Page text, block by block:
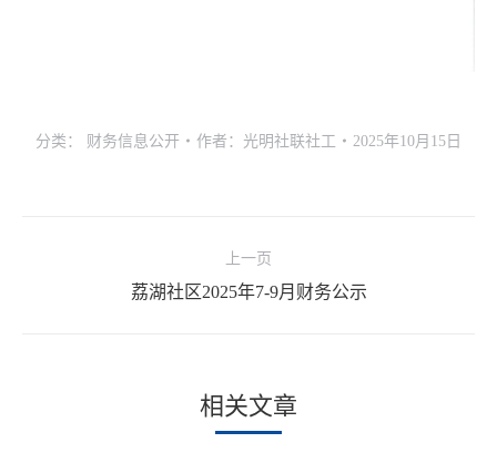
分类： 财务信息公开 作者： 光明社联社工 2025年10月15日
上一页
上
章：
荔湖社区2025年7-9月财务公示
相关文章